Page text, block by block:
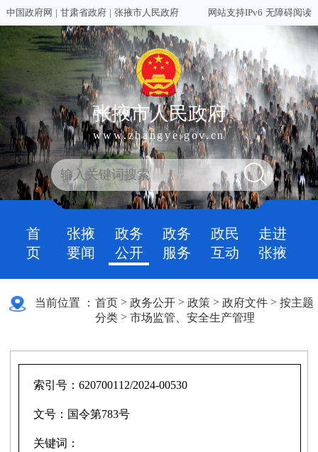
中国政府网 | 甘肃省政府 | 张掖市人民政府 网站支持IPv6 无障碍阅读
张掖市人民政府
www.zhangye.gov.cn
首
页
张掖
要闻
政务
公开
政务
服务
政民
互动
走进
张掖
当前位置 ： 首页 >政务公开 >政策 >政府文件 >按主题
分类 >市场监管、安全生产管理
索引号：620700112/2024-00530
文号： 国令第783号
关键词：